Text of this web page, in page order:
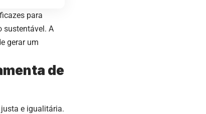
para
sustentável. A
gerar um
de
e igualitária.